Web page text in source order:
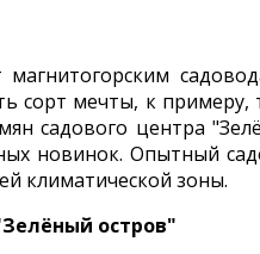
мечты, к
садового центра
новинок. Опытный
климатической зоны.
остров"